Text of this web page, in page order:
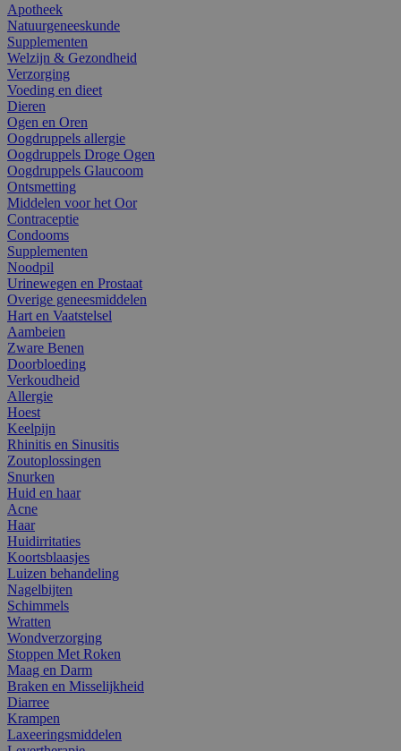
Apotheek
Natuurgeneeskunde
Supplementen
Welzijn & Gezondheid
Verzorging
Voeding en dieet
Dieren
Ogen en Oren
Oogdruppels allergie
Oogdruppels Droge Ogen
Oogdruppels Glaucoom
Ontsmetting
Middelen voor het Oor
Contraceptie
Condooms
Supplementen
Noodpil
Urinewegen en Prostaat
Overige geneesmiddelen
Hart en Vaatstelsel
Aambeien
Zware Benen
Doorbloeding
Verkoudheid
Allergie
Hoest
Keelpijn
Rhinitis en Sinusitis
Zoutoplossingen
Snurken
Huid en haar
Acne
Haar
Huidirritaties
Koortsblaasjes
Luizen behandeling
Nagelbijten
Schimmels
Wratten
Wondverzorging
Stoppen Met Roken
Maag en Darm
Braken en Misselijkheid
Diarree
Krampen
Laxeeringsmiddelen